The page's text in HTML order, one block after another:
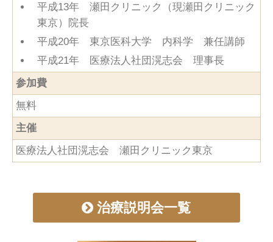
平成13年 瀬田クリニック（現瀬田クリニック
東京）院長
平成20年 東京医科大学 内科学 兼任講師
平成21年 医療法人社団滉志会 理事長
参加費
無料
主催
医療法人社団滉志会 瀬田クリニック東京
治療説明会一覧